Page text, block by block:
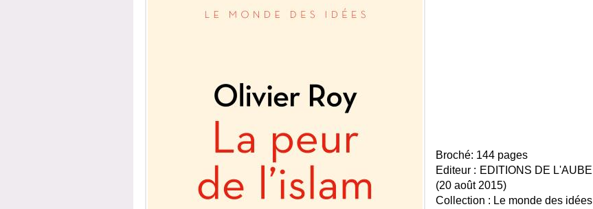
Broché: 144 pages
Editeur : EDITIONS DE L'AUBE
(20 août 2015)
Collection : Le monde des idées